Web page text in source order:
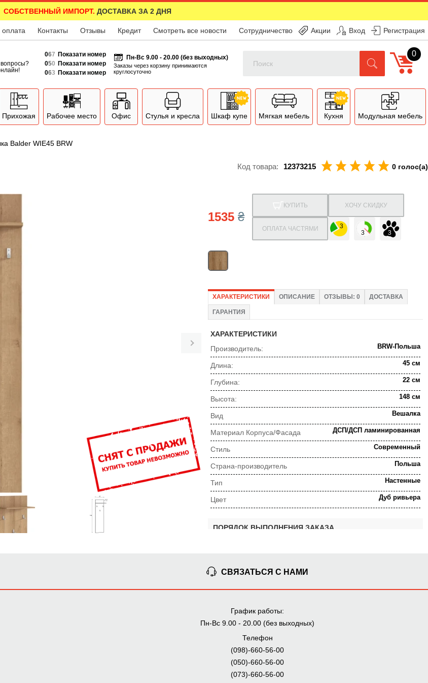
СОБСТВЕННЫЙ ИМПОРТ. ДОСТАВКА ЗА 2 ДНЯ
оплата Контакты Отзывы Кредит Смотреть все новости Сотрудничество Акции Вход Регистрация
вопросы?
067 Показати номер
050 Показати номер
063 Показати номер
Пн-Вс 9.00 - 20.00 (без выходных)
Заказы через корзину принимаются
круглосуточно
0
Прихожая Рабочее место Офис Стулья и кресла Шкаф купе Мягкая мебель Кухня Модульная мебель
Balder WIE45 BRW
Код товара: 12373215 0 голос(а)
1535₴
КУПИТЬ ХОЧУ СКИДКУ
ОПЛАТА ЧАСТЯМИ
ХАРАКТЕРИСТИКИ ОПИСАНИЕ ОТЗЫВЫ: 0 ДОСТАВКА
ГАРАНТИЯ
ХАРАКТЕРИСТИКИ
Производитель:
BRW-Польша
Длина: 45 см
Глубина: 22 см
Высота: 148 см
Вид Вешалка
Материал Корпуса/Фасада ДСП/ДСП ламинированная
Стиль Современный
Страна-производитель Польша
Тип Настенные
Цвет Дуб ривьера
ПОРЯДОК ВЫПОЛНЕНИЯ ЗАКАЗА
Предварительная
Согласование заказа
Мы внимательно следим за выполнением заказа на всех
этапах от предварительного расчета до получения
мебели.
СВЯЗАТЬСЯ С НАМИ
График работы:
Пн-Вс 9.00 - 20.00 (без выходных)
Телефон
(098)-660-56-00
(050)-660-56-00
(073)-660-56-00